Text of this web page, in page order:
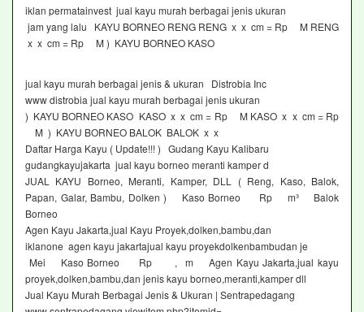
iklan permatainvest jual kayu murah berbagai jenis ukuran
jam yang lalu KAYU BORNEO RENG RENG x x cm = Rp M RENG
x x cm = Rp M ) KAYU BORNEO KASO
jual kayu murah berbagai jenis & ukuran Distrobia Inc
www distrobia jual kayu murah berbagai jenis ukuran
) KAYU BORNEO KASO KASO x x cm = Rp M KASO x x cm = Rp
M ) KAYU BORNEO BALOK BALOK x x
Daftar Harga Kayu ( Update!!! ) Gudang Kayu Kalibaru
gudangkayujakarta jual kayu borneo meranti kamper d
JUAL KAYU Borneo, Meranti, Kamper, DLL ( Reng, Kaso, Balok,
Papan, Galar, Bambu, Dolken ) Kaso Borneo Rp m³ Balok
Borneo
Agen Kayu Jakarta,jual Kayu Proyek,dolken,bambu,dan
iklanone agen kayu jakartajual kayu proyekdolkenbambudan je
Mei Kaso Borneo Rp , m Agen Kayu Jakarta,jual kayu
proyek,dolken,bambu,dan jenis kayu borneo,meranti,kamper dll
Jual Kayu Murah Berbagai Jenis & Ukuran | Sentrapedagang